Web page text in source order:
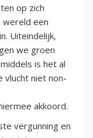
op zich
wereld een
Uiteindelijk,
we groen
is het al
vlucht niet non-
akkoord.
vergunning en